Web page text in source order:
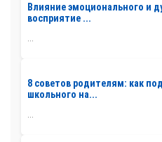
Влияние эмоционального и
восприятие ...
8 советов родителям: как
школьного на...
...